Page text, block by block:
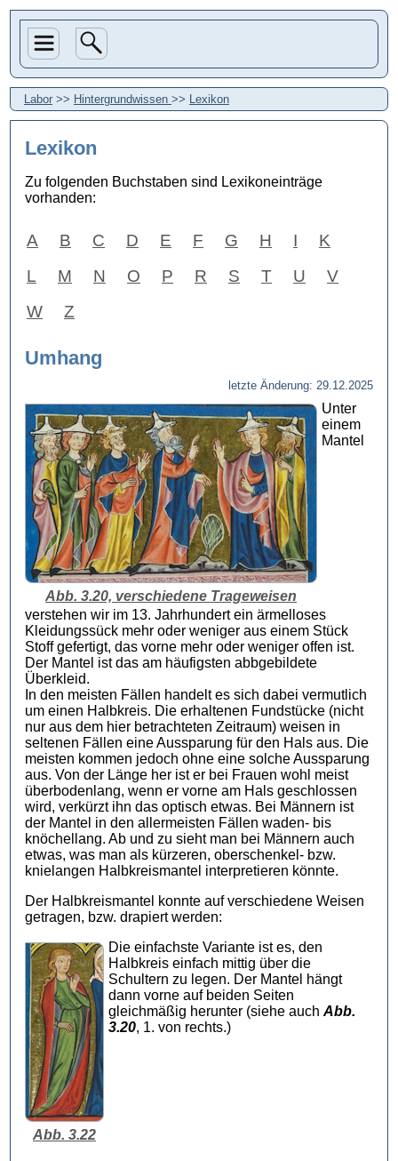
Labor >> Hintergrundwissen >> Lexikon
Lexikon
Zu folgenden Buchstaben sind Lexikoneinträge
vorhanden:
A B C D E F G H I
K
L
M N O P R S T U
V
W
Z
Umhang
letzte Änderung: 29.12.2025
Abb. 3.20, verschiedene Trageweisen
Unter
einem
Mantel
verstehen wir im 13. Jahrhundert ein ärmelloses
Kleidungssück mehr oder weniger aus einem Stück
Stoff gefertigt, das vorne mehr oder weniger offen ist.
Der Mantel ist das am häufigsten abbgebildete
Überkleid.
In den meisten Fällen handelt es sich dabei vermutlich
um einen Halbkreis. Die erhaltenen Fundstücke (nicht
nur aus dem hier betrachteten Zeitraum) weisen in
seltenen Fällen eine Aussparung für den Hals aus. Die
meisten kommen jedoch ohne eine solche Aussparung
aus. Von der Länge her ist er bei Frauen wohl meist
überbodenlang, wenn er vorne am Hals geschlossen
wird, verkürzt ihn das optisch etwas. Bei Männern ist
der Mantel in den allermeisten Fällen waden- bis
knöchellang. Ab und zu sieht man bei Männern auch
etwas, was man als kürzeren, oberschenkel- bzw.
knielangen Halbkreismantel interpretieren könnte.
Der Halbkreismantel konnte auf verschiedene Weisen
getragen, bzw. drapiert werden:
Abb. 3.22
Die einfachste Variante ist es, den
Halbkreis einfach mittig über die
Schultern zu legen. Der Mantel hängt
dann vorne auf beiden Seiten
gleichmäßig herunter (siehe auch Abb.
3.20, 1. von rechts.)